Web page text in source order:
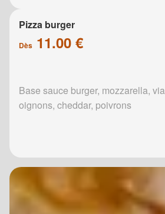
Pizza burger
Dès 11.00 €
Base sauce burger, mozzarella,
oignons, cheddar, poivrons